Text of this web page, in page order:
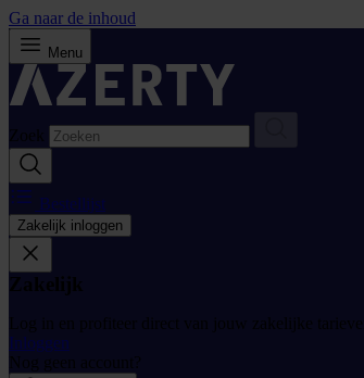
Ga naar de inhoud
Menu
Zoek
Bestellijst
Zakelijk inloggen
Zakelijk
Log in en profiteer direct van jouw zakelijke
Inloggen
Nog geen account?